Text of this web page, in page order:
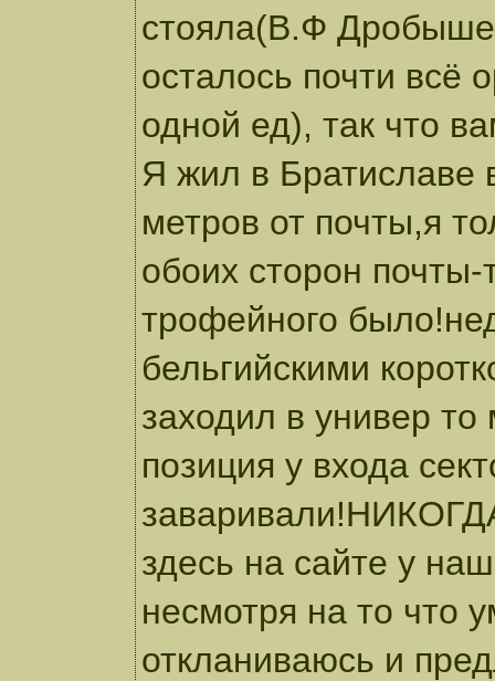
стояла(В.Ф
осталось почти всё
одной ед), так что
Я жил в Братиславе
метров от почты,я
обоих сторон
трофейного
бельгийскими
заходил в универ
позиция у входа
здесь на сайте у
несмотря на то что
откланиваюсь и